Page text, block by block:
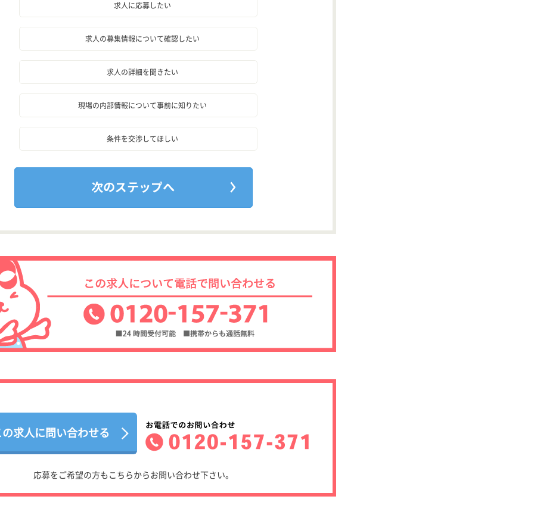
求人に応募したい
求人の募集情報について確認したい
求人の詳細を聞きたい
現場の内部情報について事前に知りたい
条件を交渉してほしい
求人に問い合わせる
応募をご希望の方もこちらからお問い合わせ下さい。